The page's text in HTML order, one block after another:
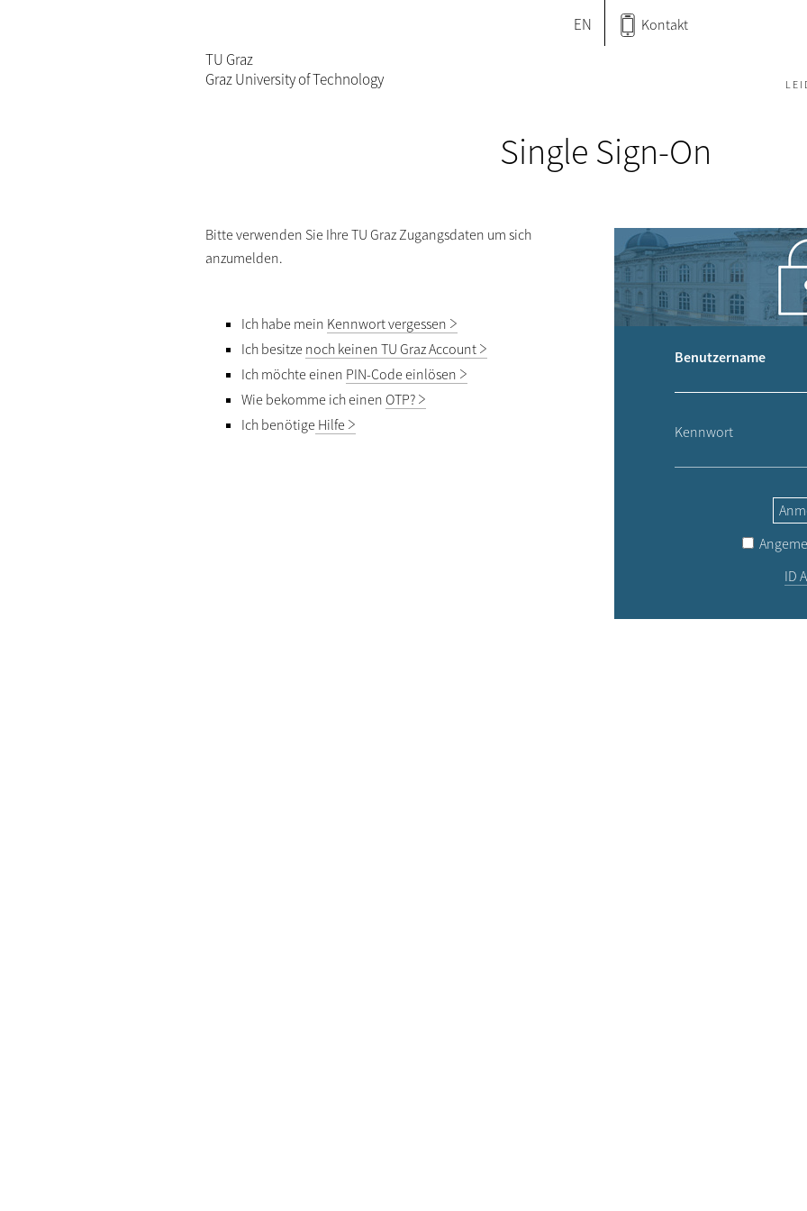
EN Kontakt
TU Graz
Graz University of Technology
Single Sign-On
Bitte verwenden Sie Ihre TU Graz Zugangsdaten um sich
anzumelden.
Ich habe mein Kennwort vergessen
Ich besitze noch keinen TU Graz Account
Ich möchte einen PIN-Code einlösen
Wie bekomme ich einen OTP?
Ich benötige Hilfe
Benutzername
Kennwort
ID